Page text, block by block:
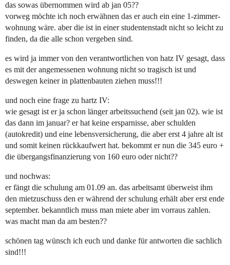
das sowas übernommen wird ab jan 05??
vorweg möchte ich noch erwähnen das er auch ein eine 1-zimmer-
wohnung wäre. aber die ist in einer studentenstadt nicht so leicht zu
finden, da die alle schon vergeben sind.
es wird ja immer von den verantwortlichen von hatz IV gesagt, dass
es mit der angemessenen wohnung nicht so tragisch ist und
deswegen keiner in plattenbauten ziehen muss!!!
und noch eine frage zu hartz IV:
wie gesagt ist er ja schon länger arbeitssuchend (seit jan 02). wie ist
das dann im januar? er hat keine ersparnisse, aber schulden
(autokredit) und eine lebensversicherung, die aber erst 4 jahre alt ist
und somit keinen rückkaufwert hat. bekommt er nun die 345 euro +
die übergangsfinanzierung von 160 euro oder nicht??
und nochwas:
er fängt die schulung am 01.09 an. das arbeitsamt überweist ihm
den mietzuschuss den er während der schulung erhält aber erst ende
september. bekanntlich muss man miete aber im vorraus zahlen.
was macht man da am besten??
schönen tag wünsch ich euch und danke für antworten die sachlich
sind!!!